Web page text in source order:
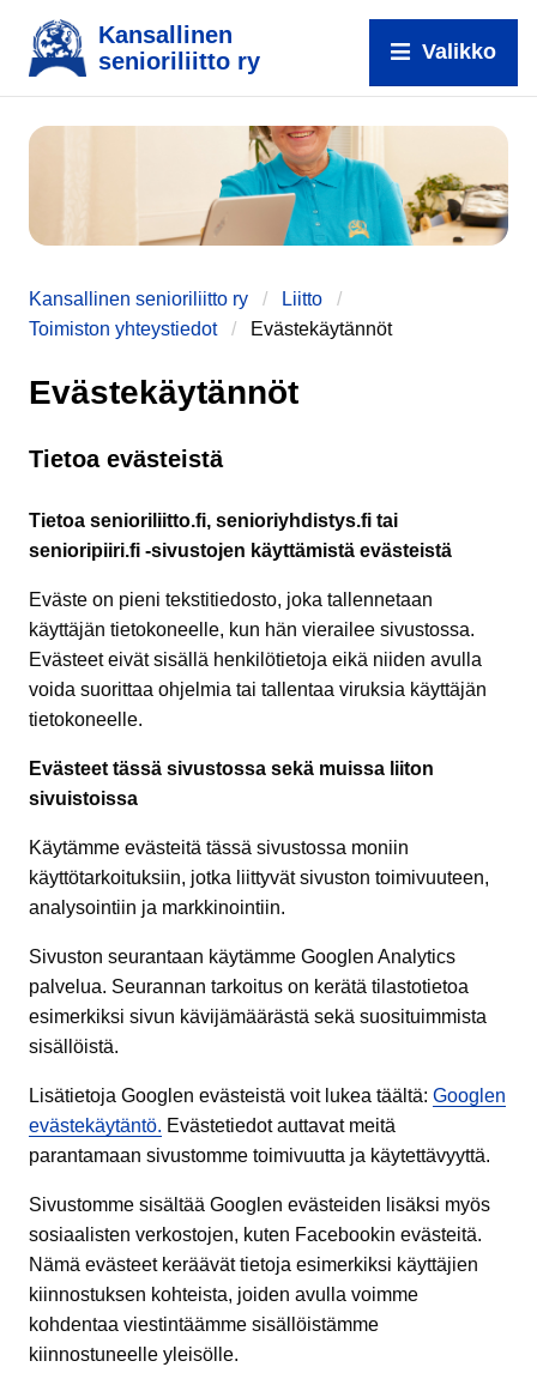
Kansallinen
senioriliitto ry
Valikko
Kansallinen senioriliitto ry
Liitto
Toimiston yhteystiedot
Evästekäytännöt
Evästekäytännöt
Tietoa evästeistä
Tietoa senioriliitto.fi, senioriyhdistys.fi tai
senioripiiri.fi -sivustojen käyttämistä evästeistä
Eväste on pieni tekstitiedosto, joka tallennetaan
käyttäjän tietokoneelle, kun hän vierailee sivustossa.
Evästeet eivät sisällä henkilötietoja eikä niiden avulla
voida suorittaa ohjelmia tai tallentaa viruksia käyttäjän
tietokoneelle.
Evästeet tässä sivustossa sekä muissa liiton
sivuistoissa
Käytämme evästeitä tässä sivustossa moniin
käyttötarkoituksiin, jotka liittyvät sivuston toimivuuteen,
analysointiin ja markkinointiin.
Sivuston seurantaan käytämme Googlen Analytics
palvelua. Seurannan tarkoitus on kerätä tilastotietoa
esimerkiksi sivun kävijämäärästä sekä suosituimmista
sisällöistä.
Lisätietoja Googlen evästeistä voit lukea täältä: Googlen
evästekäytäntö. Evästetiedot auttavat meitä
parantamaan sivustomme toimivuutta ja käytettävyyttä.
Sivustomme sisältää Googlen evästeiden lisäksi myös
sosiaalisten verkostojen, kuten Facebookin evästeitä.
Nämä evästeet keräävät tietoja esimerkiksi käyttäjien
kiinnostuksen kohteista, joiden avulla voimme
kohdentaa viestintäämme sisällöistämme
kiinnostuneelle yleisölle.